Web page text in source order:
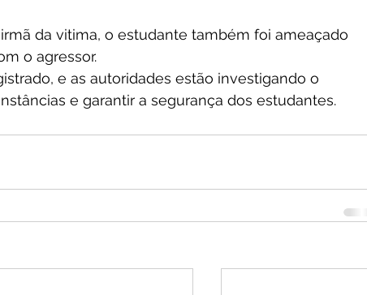
da vitima, o estudante também foi ameaçado
o agressor.
e as autoridades estão investigando o
e garantir a segurança dos estudantes.